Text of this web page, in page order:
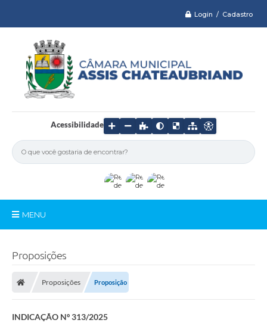
Login / Cadastro
Acessibilidade
MENU
Legislação
Proposições
Proposições Proposição
INDICAÇÃO Nº 313/2025